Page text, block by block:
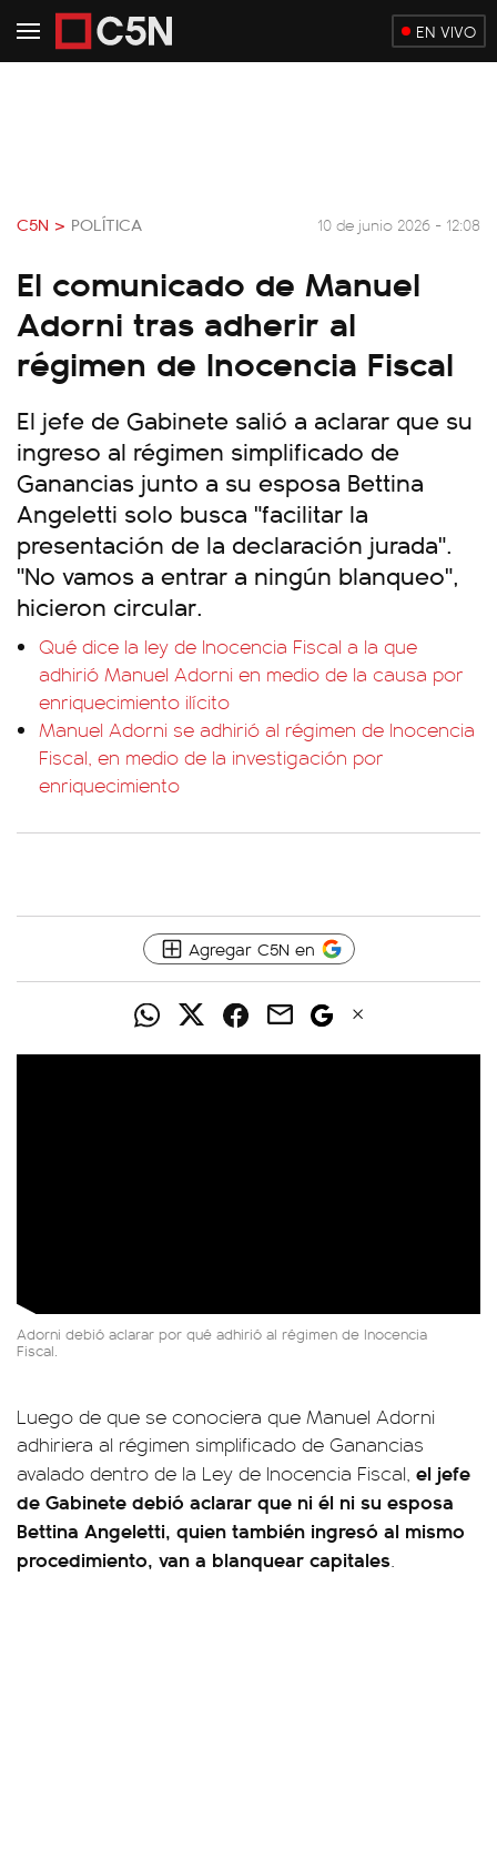
EN VIVO
C5N > POLÍTICA 10 de junio 2026 - 12:08
El comunicado de Manuel
Adorni tras adherir al
régimen de Inocencia Fiscal
El jefe de Gabinete salió a aclarar que su
ingreso al régimen simplificado de
Ganancias junto a su esposa Bettina
Angeletti solo busca "facilitar la
presentación de la declaración jurada".
"No vamos a entrar a ningún blanqueo",
hicieron circular.
Qué dice la ley de Inocencia Fiscal a la que
adhirió Manuel Adorni en medio de la causa por
enriquecimiento ilícito
Manuel Adorni se adhirió al régimen de Inocencia
Fiscal, en medio de la investigación por
enriquecimiento
Agregar C5N en
Adorni debió aclarar por qué adhirió al régimen de Inocencia
Fiscal.
Luego de que se conociera que Manuel Adorni
adhiriera al régimen simplificado de Ganancias
avalado dentro de la Ley de Inocencia Fiscal, el jefe
de Gabinete debió aclarar que ni él ni su esposa
Bettina Angeletti, quien también ingresó al mismo
procedimiento, van a blanquear capitales.